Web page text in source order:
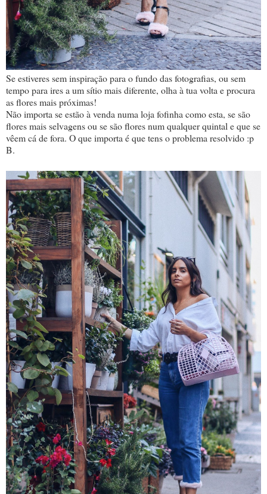
Se estiveres sem inspiração para o fundo das fotografias, ou sem
tempo para ires a um sítio mais diferente, olha à tua volta e procura
as flores mais próximas!
Não importa se estão à venda numa loja fofinha como esta, se são
flores mais selvagens ou se são flores num qualquer quintal e que se
vêem cá de fora. O que importa é que tens o problema resolvido :p
B.